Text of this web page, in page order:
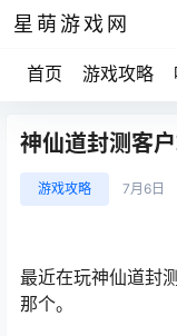
星萌游戏网
首页 游戏攻略
神仙道封测客
游戏攻略 7月6日
最近在玩神仙道封
那个。